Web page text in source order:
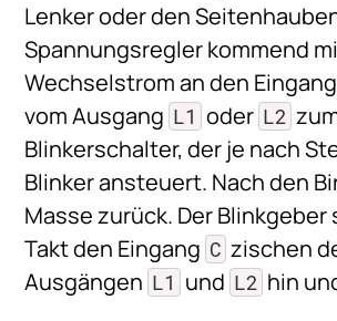
Lenker oder den
Spannungsregler kommend
Wechselstrom an den Eingang
vom Ausgang L1 oder L2
Blinkerschalter, der je nach
Blinker ansteuert. Nach den
Masse zurück. Der
Takt den Eingang C zischen
Ausgängen L1 und L2 hin